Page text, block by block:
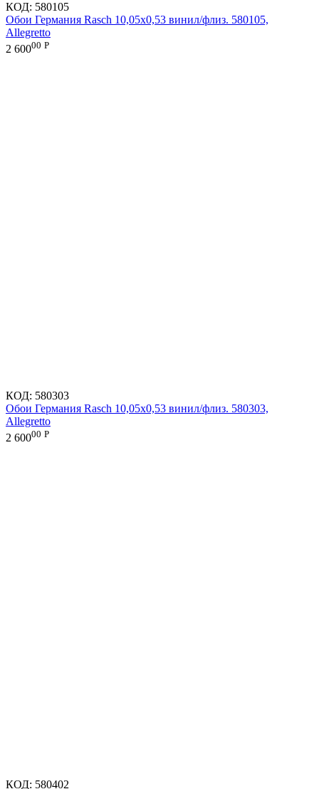
КОД: 580105
Обои Германия Rasch 10,05x0,53 винил/флиз. 580105,
Allegretto
2 60000 Р
КОД: 580303
Обои Германия Rasch 10,05x0,53 винил/флиз. 580303,
Allegretto
2 60000 Р
КОД: 580402